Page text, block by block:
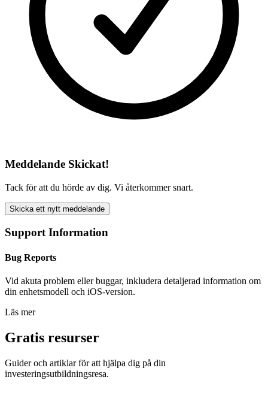
Meddelande Skickat!
Tack för att du hörde av dig. Vi återkommer snart.
Skicka ett nytt meddelande
Support Information
Bug Reports
Vid akuta problem eller buggar, inkludera detaljerad information om
din enhetsmodell och iOS-version.
Läs mer
Gratis resurser
Guider och artiklar för att hjälpa dig på din
investeringsutbildningsresa.